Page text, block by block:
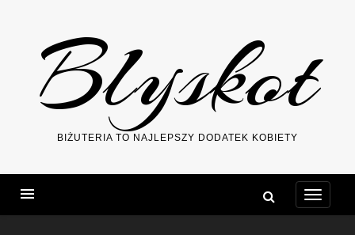
Blyskot
BIŻUTERIA TO NAJLEPSZY DODATEK KOBIETY